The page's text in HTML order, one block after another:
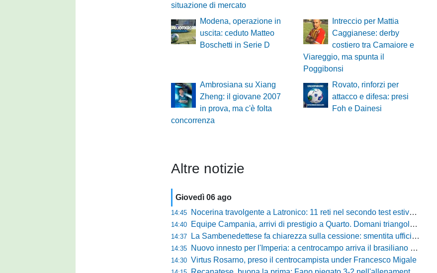
situazione di mercato
Modena, operazione in
uscita: ceduto Matteo
Boschetti in Serie D
Intreccio per Mattia
Caggianese: derby
costiero tra Camaiore e
Viareggio, ma spunta il
Poggibonsi
Ambrosiana su Xiang
Zheng: il giovane 2007
in prova, ma c'è folta
concorrenza
Rovato, rinforzi per
attacco e difesa: presi
Foh e Dainesi
Altre notizie
Giovedì 06 ago
14:45 Nocerina travolgente a Latronico: 11 reti nel secondo test estivo per i molossi
14:40 Equipe Campania, arrivi di prestigio a Quarto. Domani triangolare con Casertana e Ischia
14:37 La Sambenedettese fa chiarezza sulla cessione: smentita ufficiale del presidente Massi
14:35 Nuovo innesto per l'Imperia: a centrocampo arriva il brasiliano Nunes
14:30 Virtus Rosarno, preso il centrocampista under Francesco Migale